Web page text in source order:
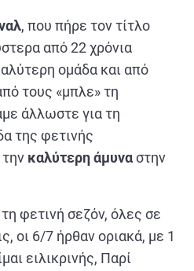
, που πήρε τον τίτλο
από 22 χρόνια
ομάδα και από
τους «μπλε» τη
άλλωστε για τη
της φετινής
καλύτερη άμυναστην
φετινή σεζόν, όλες σε
οι 6/7 ήρθαν οριακά, με 1
ειλικρινής, Παρί